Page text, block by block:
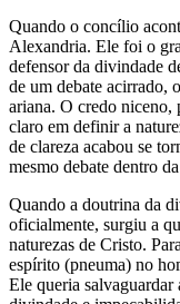
Quando o concílio
Alexandria. Ele foi o
defensor da divindade
de um debate acirrado,
ariana. O credo niceno,
claro em definir a
de clareza acabou se
mesmo debate dentro
Quando a doutrina da
oficialmente, surgiu a
naturezas de Cristo.
espírito (pneuma) no
Ele queria salvaguardar